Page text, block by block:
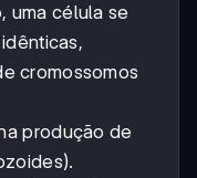
uma célula se
cromossomos
produção de